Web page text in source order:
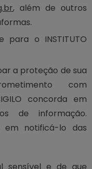
, além de outros
para o INSTITUTO
a proteção de sua
com
concorda em
de informação.
em notificá-lo das
sensível e de que